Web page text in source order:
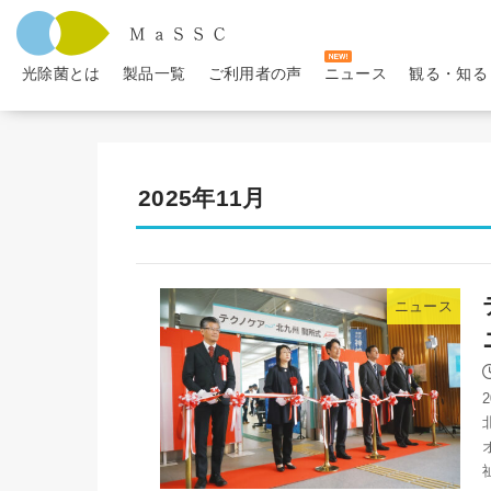
光除菌とは 製品一覧 ご利用者の声 ニュース 観る・知る
2025年11月
ニュース